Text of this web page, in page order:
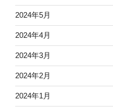
2024年5月
2024年4月
2024年3月
2024年2月
2024年1月